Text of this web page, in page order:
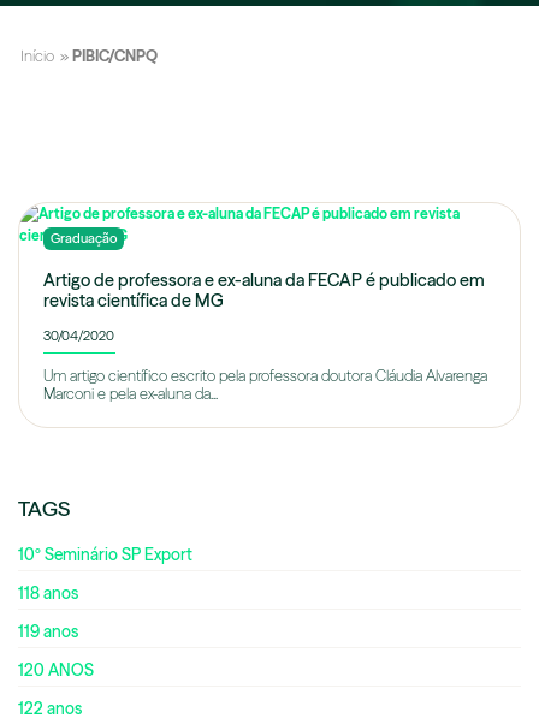
Início » PIBIC/CNPQ
Graduação
Artigo de professora e ex-aluna da FECAP é publicado em
revista científica de MG
30/04/2020
Um artigo científico escrito pela professora doutora Cláudia Alvarenga
Marconi e pela ex-aluna da...
TAGS
10º Seminário SP Export
118 anos
119 anos
120 ANOS
122 anos